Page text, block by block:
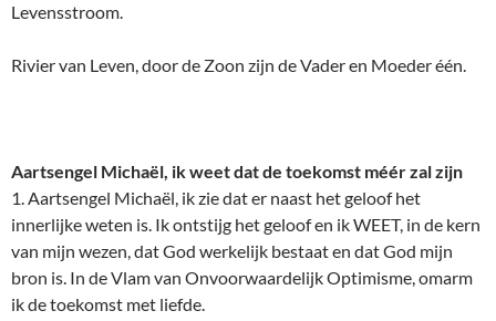
Levensstroom.
Rivier van Leven, door de Zoon zijn de Vader en Moeder één.
Aartsengel Michaël, ik weet dat de toekomst méér zal zijn
1. Aartsengel Michaël, ik zie dat er naast het geloof het
innerlijke weten is. Ik ontstijg het geloof en ik WEET, in de kern
van mijn wezen, dat God werkelijk bestaat en dat God mijn
bron is. In de Vlam van Onvoorwaardelijk Optimisme, omarm
ik de toekomst met liefde.